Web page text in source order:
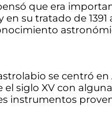
que era
en su tratado de
se centró
el siglo XV con
instrumentos